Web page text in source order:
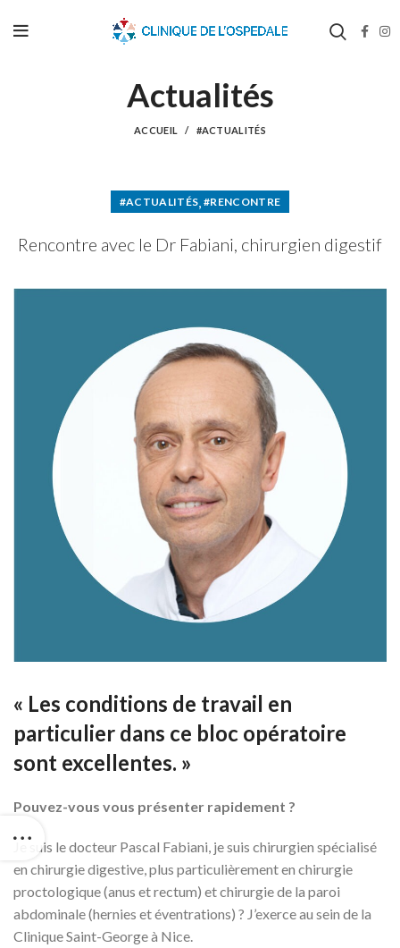
Actualités
ACCUEIL #ACTUALITÉS
#ACTUALITÉS,#RENCONTRE
Rencontre avec le Dr Fabiani, chirurgien digestif
« Les conditions de travail en
particulier dans ce bloc opératoire
sont excellentes. »
Pouvez-vous vous présenter rapidement ?
Je suis le docteur Pascal Fabiani, je suis chirurgien spécialisé
en chirurgie digestive, plus particulièrement en chirurgie
proctologique (anus et rectum) et chirurgie de la paroi
abdominale (hernies et éventrations) ? J’exerce au sein de la
Clinique Saint-George à Nice.